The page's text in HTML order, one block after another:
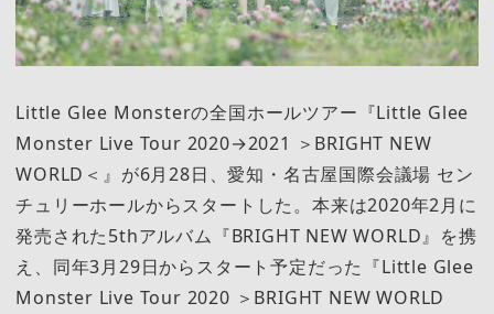
Little Glee Monsterの全国ホールツアー『Little Glee
Monster Live Tour 2020→2021 ＞BRIGHT NEW
WORLD＜』が6月28日、愛知・名古屋国際会議場 セン
チュリーホールからスタートした。本来は2020年2月に
発売された5thアルバム『BRIGHT NEW WORLD』を携
え、同年3月29日からスタート予定だった『Little Glee
Monster Live Tour 2020 ＞BRIGHT NEW WORLD